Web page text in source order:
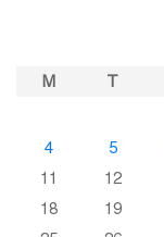
M T
4
5
11
12
18
19